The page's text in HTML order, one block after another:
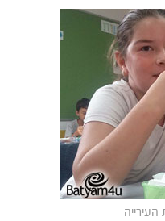
העירייה